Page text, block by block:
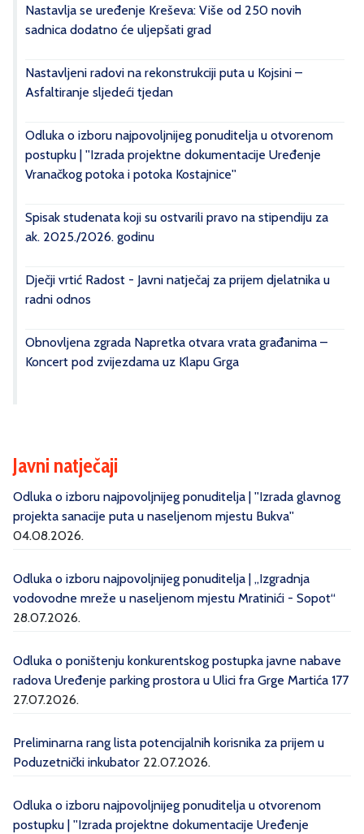
Nastavlja se uređenje Kreševa: Više od 250 novih
sadnica dodatno će uljepšati grad
Nastavljeni radovi na rekonstrukciji puta u Kojsini –
Asfaltiranje sljedeći tjedan
Odluka o izboru najpovoljnijeg ponuditelja u otvorenom
postupku | ''Izrada projektne dokumentacije Uređenje
Vranačkog potoka i potoka Kostajnice''
Spisak studenata koji su ostvarili pravo na stipendiju za
ak. 2025./2026. godinu
Dječji vrtić Radost - Javni natječaj za prijem djelatnika u
radni odnos
Obnovljena zgrada Napretka otvara vrata građanima –
Koncert pod zvijezdama uz Klapu Grga
Javni natječaji
Odluka o izboru najpovoljnijeg ponuditelja | ''Izrada glavnog
projekta sanacije puta u naseljenom mjestu Bukva''
04.08.2026.
Odluka o izboru najpovoljnijeg ponuditelja | „Izgradnja
vodovodne mreže u naseljenom mjestu Mratinići - Sopot“
28.07.2026.
Odluka o poništenju konkurentskog postupka javne nabave
radova Uređenje parking prostora u Ulici fra Grge Martića 177
27.07.2026.
Preliminarna rang lista potencijalnih korisnika za prijem u
Poduzetnički inkubator 22.07.2026.
Odluka o izboru najpovoljnijeg ponuditelja u otvorenom
postupku | ''Izrada projektne dokumentacije Uređenje